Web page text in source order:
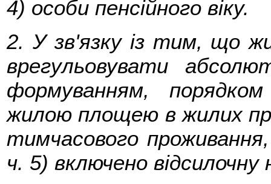
4) особи пенсійного віку.
2. У зв'язку із тим, що
врегульовувати
формуванням,
жилою площею в жилих
тимчасового
ч. 5) включено відсилочну